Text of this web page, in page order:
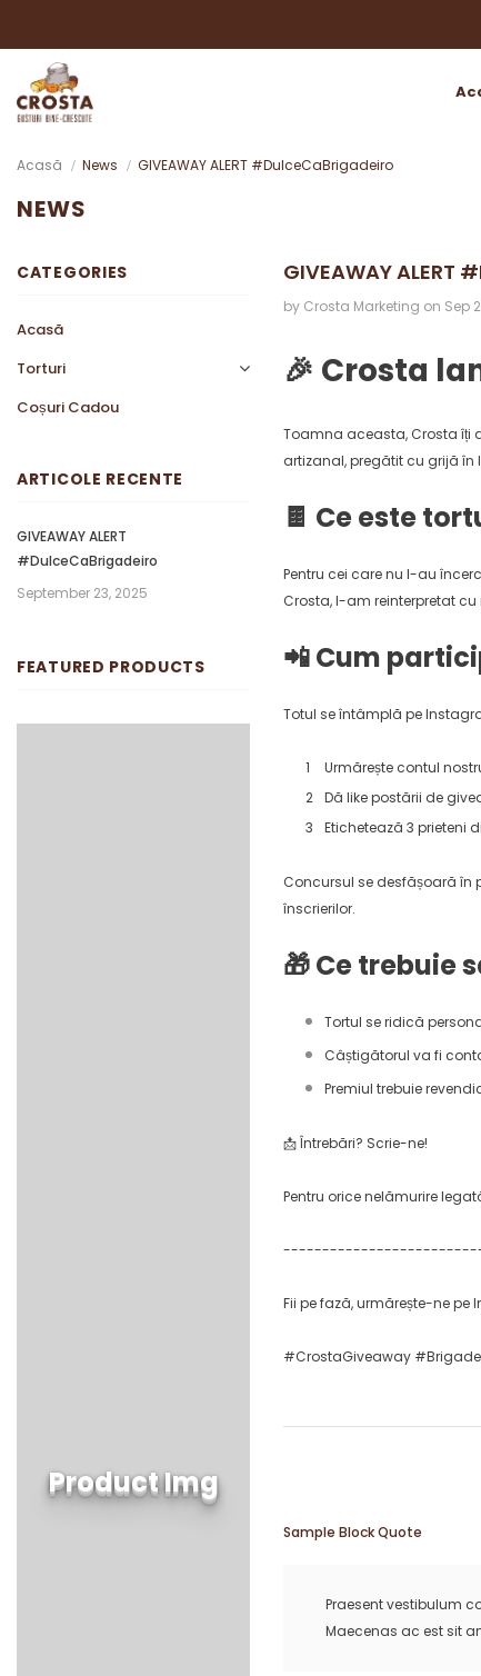
Acasă News GIVEAWAY ALERT #DulceCaBrigadeiro
NEWS
CATEGORIES
Acasă
Torturi
Coșuri Cadou
ARTICOLE RECENTE
GIVEAWAY ALERT
#DulceCaBrigadeiro
September 23, 2025
FEATURED PRODUCTS
Product Img
GIVEAWAY
by Crosta Marketing on Sep
🎉 Crosta
Toamna aceasta, Crosta îți
artizanal, pregătit cu grijă
🍫 Ce este
Pentru cei care nu l-au
Crosta, l-am reinterpretat
📲 Cum
Totul se întâmplă pe
Urmărește contul
Dă like postării de
Etichetează 3 prieteni
Concursul se desfășoară
înscrierilor.
🎁 Ce trebuie
Tortul se ridică
Câștigătorul va fi
Premiul trebuie
📩 Întrebări? Scrie-ne!
Pentru orice nelămurire
Fii pe fază, urmărește-ne
#CrostaGiveaway
Sample Block Quote
Praesent vestibulum
Maecenas ac est sit